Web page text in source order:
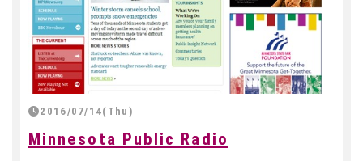
2016/07/14(Thu)
Minnesota Public Radio